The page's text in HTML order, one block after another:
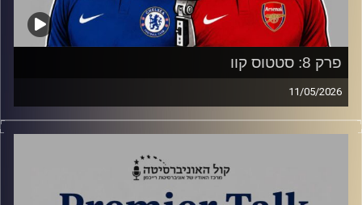
פרק 8: סטטוס קוו
11/05/2026
סיכום מחזור 36 בליגה הטובה בעולם, הדרמה לא רוצה להיגמר.
ארסנל, וילה, פאלאס מעפילות לגמר.